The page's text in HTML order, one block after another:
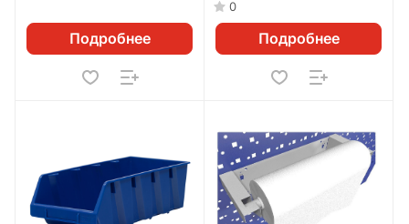
Подробнее
0
Подробнее